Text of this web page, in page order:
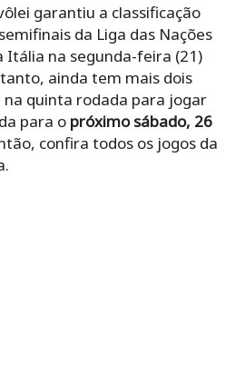
garantiu a classificação
da Liga das Nações
Itália na segunda-feira (21)
ainda tem mais dois
quinta rodada para jogar
para o próximo sábado, 26
confira todos os jogos da